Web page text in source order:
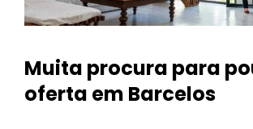
Muita procura para
oferta em Barcelos